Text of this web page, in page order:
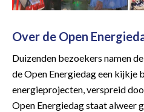
Over de Open
Duizenden bezoekers namen
de Open Energiedag een kijkje
energieprojecten, verspreid
Open Energiedag staat alweer